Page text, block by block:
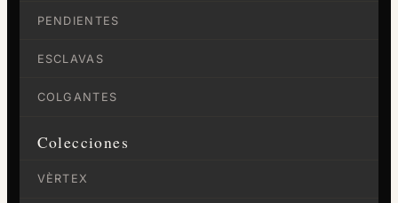
PENDIENTES
ESCLAVAS
COLGANTES
Colecciones
VÈRTEX